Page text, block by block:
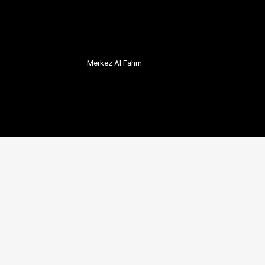
Merkez Al Fahm